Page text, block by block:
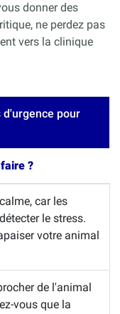
donner des
ne perdez pas
vers la clinique
d'urgence pour
?
car les
le stress.
votre animal
de l'animal
vous que la